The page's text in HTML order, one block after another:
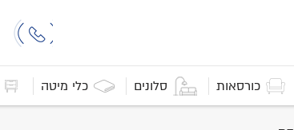
כורסאות סלונים כלי מיטה